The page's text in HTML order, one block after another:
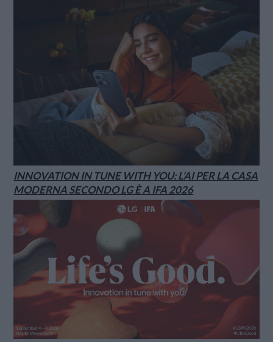
INNOVATION IN TUNE WITH YOU: L’AI PER LA CASA
MODERNA SECONDO LG È A IFA 2026